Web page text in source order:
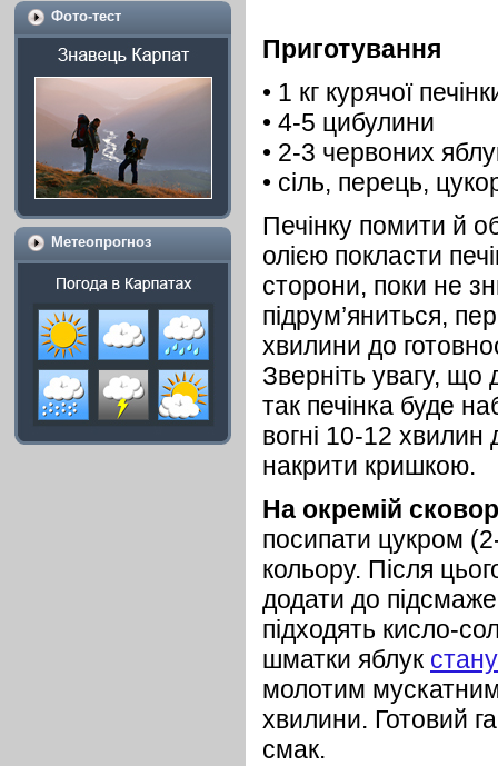
Фото-тест
Метеопрогноз
Приготування
• 1 кг курячої
• 4-5 цибулини
• 2-3 червоних
• сіль, перець,
Печінку помити й
олією покласти
сторони, поки не
підрум’яниться,
хвилини до
Зверніть увагу, що
так печінка буде
вогні 10-12 хвилин
накрити кришкою.
На окремій
посипати цукром
кольору. Після
додати до
підходять кисло-
шматки яблук
молотим
хвилини. Готовий
смак.